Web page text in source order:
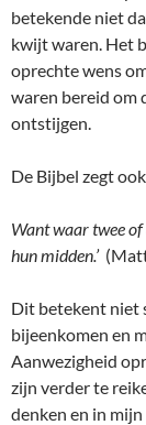
betekende niet
kwijt waren. Het
oprechte wens
waren bereid om
ontstijgen.
De Bijbel zegt
Want waar twee
hun midden.’
Dit betekent niet
bijeenkomen en
Aanwezigheid
zijn verder te
denken en in